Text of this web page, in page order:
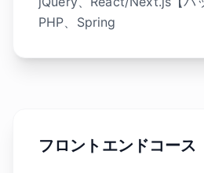
PHP、Spring
フロントエンドコース